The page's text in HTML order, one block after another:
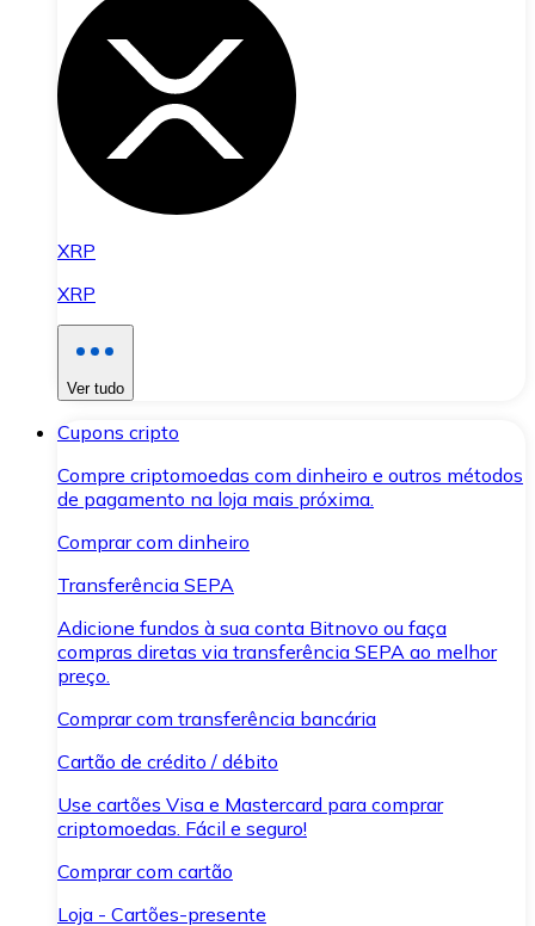
XRP
XRP
Ver tudo
Cupons cripto
Compre criptomoedas com dinheiro e outros métodos
de pagamento na loja mais próxima.
Comprar com dinheiro
Transferência SEPA
Adicione fundos à sua conta Bitnovo ou faça
compras diretas via transferência SEPA ao melhor
preço.
Comprar com transferência bancária
Cartão de crédito / débito
Use cartões Visa e Mastercard para comprar
criptomoedas. Fácil e seguro!
Comprar com cartão
Loja - Cartões-presente